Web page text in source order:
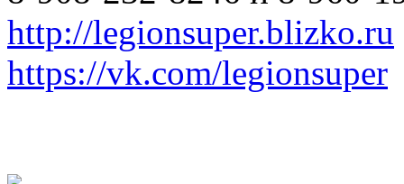
http://legionsuper.blizko.ru
https://vk.com/legionsuper